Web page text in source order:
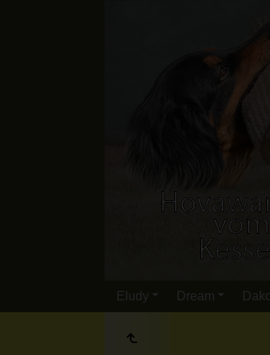
Eludy Dream